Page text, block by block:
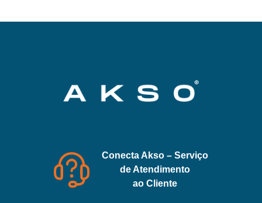
Conecta Akso – Serviço
de Atendimento
ao Cliente